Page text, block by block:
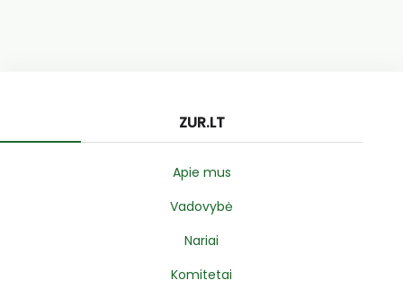
ZUR.LT
Apie mus
Vadovybė
Nariai
Komitetai